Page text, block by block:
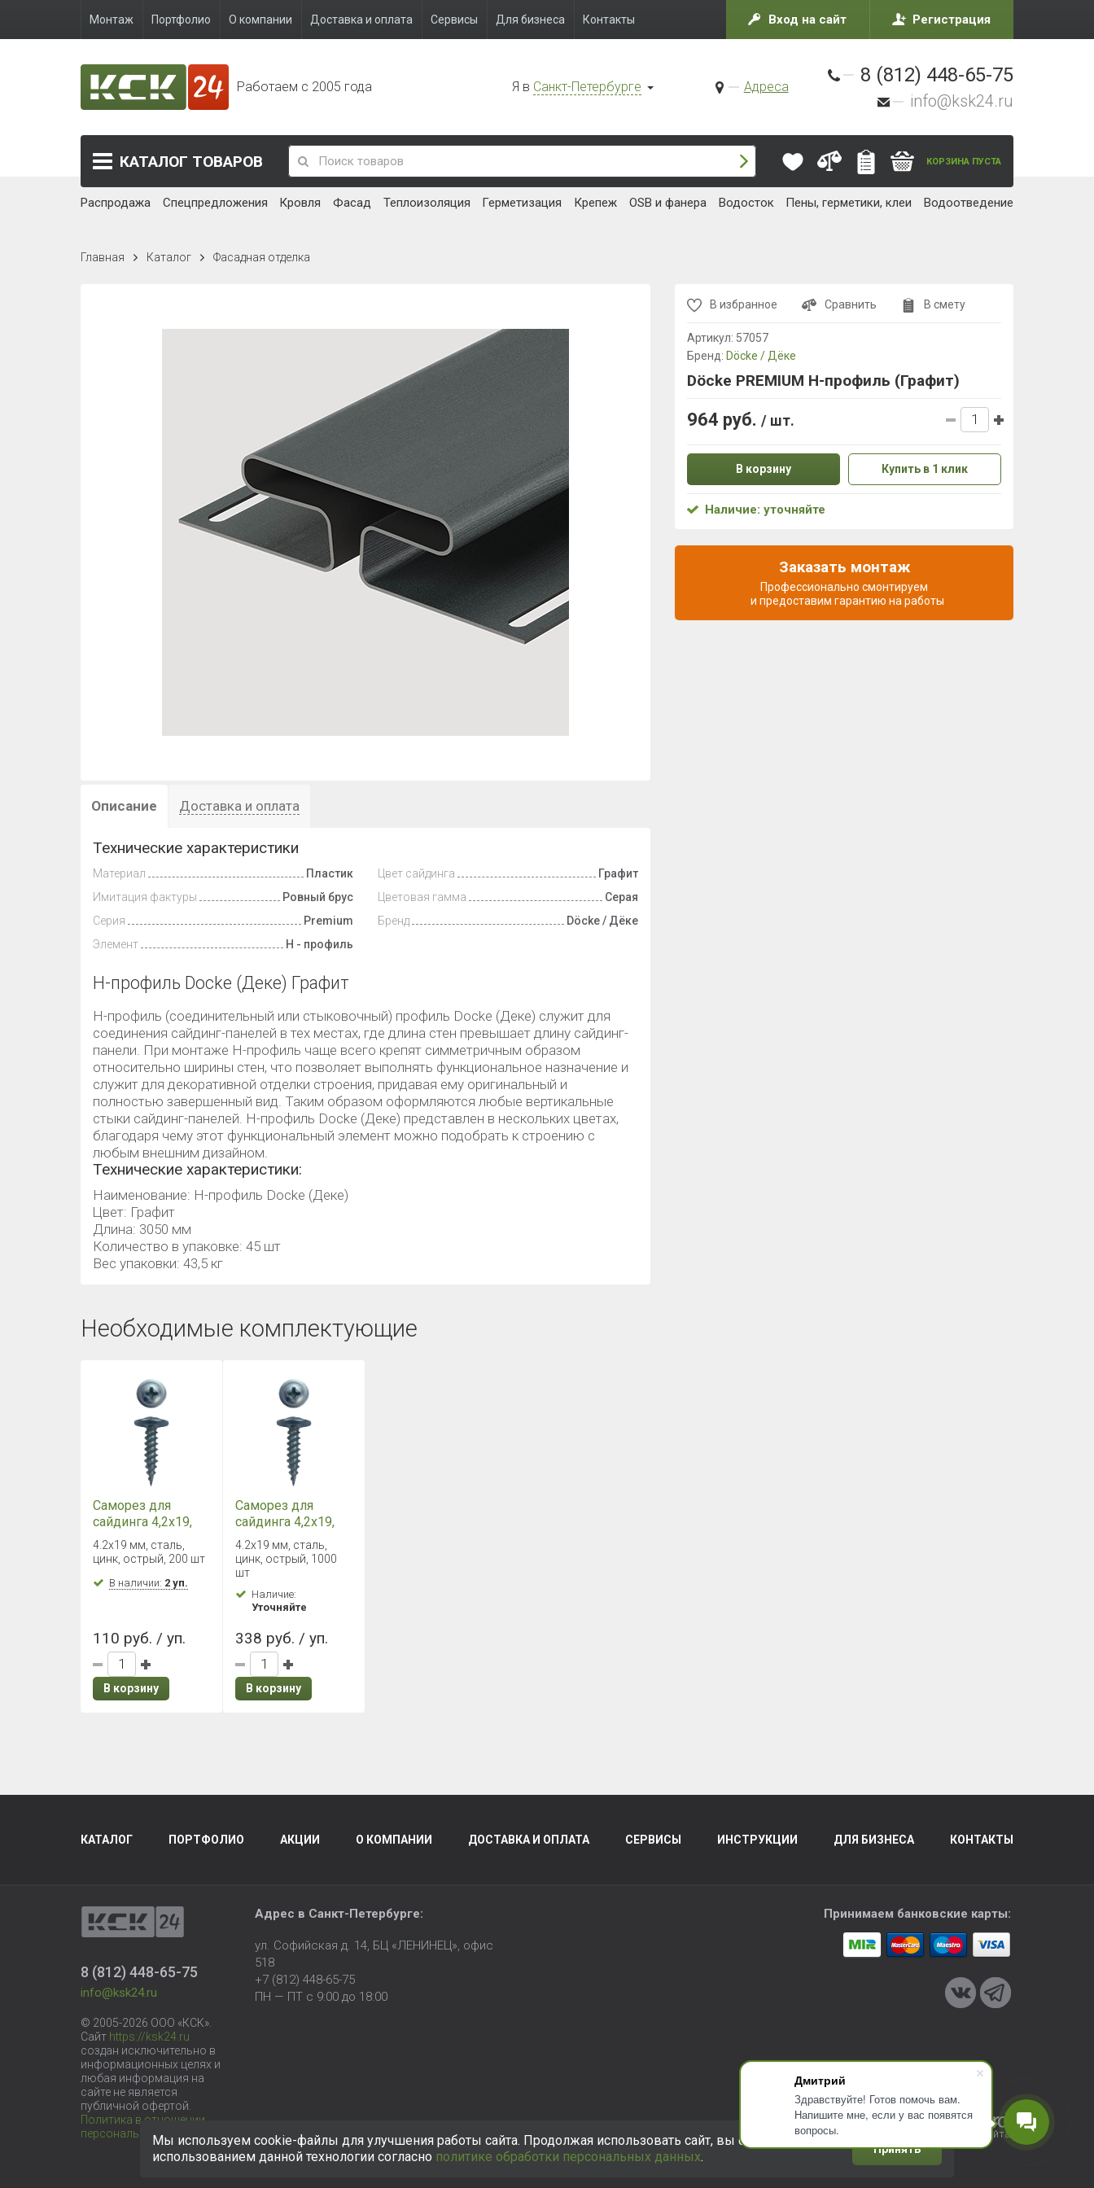
Дмитрий
Здравствуйте! Готов помочь вам.
Напишите мне, если у вас появятся
вопросы.
Монтаж Портфолио О компании Доставка и оплата Сервисы Для бизнеса Контакты Вход на сайт Регистрация
Работаем с 2005 года Я в Санкт-Петербурге Адреса
8 (812) 448-65-75
info@ksk24.ru
КАТАЛОГ ТОВАРОВ КОРЗИНА ПУСТА
Распродажа Спецпредложения Кровля Фасад Теплоизоляция Герметизация Крепеж OSB и фанера Водосток Пены, герметики, клеи Водоотведение
Главная Каталог Фасадная отделка
Описание Доставка и оплата
Технические характеристики
Материал
Пластик
Имитация фактуры
Ровный брус
Серия
Premium
Элемент
Н - профиль
Цвет сайдинга
Графит
Цветовая гамма
Серая
Бренд
Döcke / Дёке
H-профиль Docke (Деке) Графит
H-профиль (соединительный или стыковочный) профиль Docke (Деке) служит для
соединения сайдинг-панелей в тех местах, где длина стен превышает длину сайдинг-
панели. При монтаже H-профиль чаще всего крепят симметричным образом
относительно ширины стен, что позволяет выполнять функциональное назначение и
служит для декоративной отделки строения, придавая ему оригинальный и
полностью завершенный вид. Таким образом оформляются любые вертикальные
стыки сайдинг-панелей. H-профиль Docke (Деке) представлен в нескольких цветах,
благодаря чему этот функциональный элемент можно подобрать к строению с
любым внешним дизайном.
Технические характеристики:
Наименование: H-профиль Docke (Деке)
Цвет: Графит
Длина: 3050 мм
Количество в упаковке: 45 шт
Вес упаковки: 43,5 кг
Необходимые комплектующие
Саморез для
сайдинга 4,2х19,
белый цинк, с
пресс-шайбой
(200шт)
4.2х19 мм, сталь,
цинк, острый, 200 шт
В наличии: 2 уп.
110 руб. / уп.
В корзину
Саморез для
сайдинга 4,2х19,
белый цинк, с
пресс-шайбой
(1000шт)
4.2х19 мм, сталь,
цинк, острый, 1000
шт
Наличие:
Уточняйте
338 руб. / уп.
В корзину
В избранное Сравнить В смету
Артикул: 57057
Бренд: Döcke / Дёке
Döcke PREMIUM H-профиль (Графит)
964 руб. / шт.
В корзину Купить в 1 клик
Наличие: уточняйте
Заказать монтаж
Профессионально смонтируем
и предоставим гарантию на работы
КАТАЛОГ ПОРТФОЛИО АКЦИИ О КОМПАНИИ ДОСТАВКА И ОПЛАТА СЕРВИСЫ ИНСТРУКЦИИ ДЛЯ БИЗНЕСА КОНТАКТЫ
8 (812) 448-65-75
info@ksk24.ru
© 2005-2026 ООО «КСК».
Сайт https://ksk24.ru
создан исключительно в
информационных целях и
любая информация на
сайте не является
публичной офертой.
Политика в отношении
персональных данных
Адрес в Санкт-Петербурге:
ул. Софийская д. 14, БЦ «ЛЕНИНЕЦ», офис
518
+7 (812) 448-65-75
ПН — ПТ с 9:00 до 18:00
Принимаем банковские карты:
Разработка сайта
Мы используем cookie-файлы для улучшения работы сайта. Продолжая использовать сайт, вы соглашаетесь с
использованием данной технологии согласно политике обработки персональных данных.
Принять